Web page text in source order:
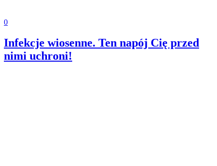
0
Infekcje wiosenne. Ten napój Cię przed
nimi uchroni!